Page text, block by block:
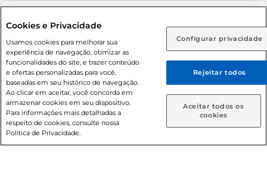
Rio de Janeiro (RJ) Goiás (GO)
Ou
Caso queira comprar online, informe como deseja receber
suas compras:
Entrega em casa Retire em Loja
Adolescente). Preços e condições exclusivos para o
prévio. O valor mínimo para as compras on-line é de R$
80,00.
© 2026 Copyright. Todos os direitos
reservados Prezunic.
Cookies e Privacidade
Usamos cookies para melhorar sua
experiência de navegação, otimizar as
funcionalidades do site, e trazer conteúdo
e ofertas personalizadas para você,
baseadas em seu histórico de navegação.
Ao clicar em aceitar, você concorda em
armazenar cookies em seu dispositivo.
Para informações mais detalhadas a
respeito de cookies, consulte nossa
Política de Privacidade.
Configurar privacidade
Rejeitar todos
Aceitar todos os
cookies